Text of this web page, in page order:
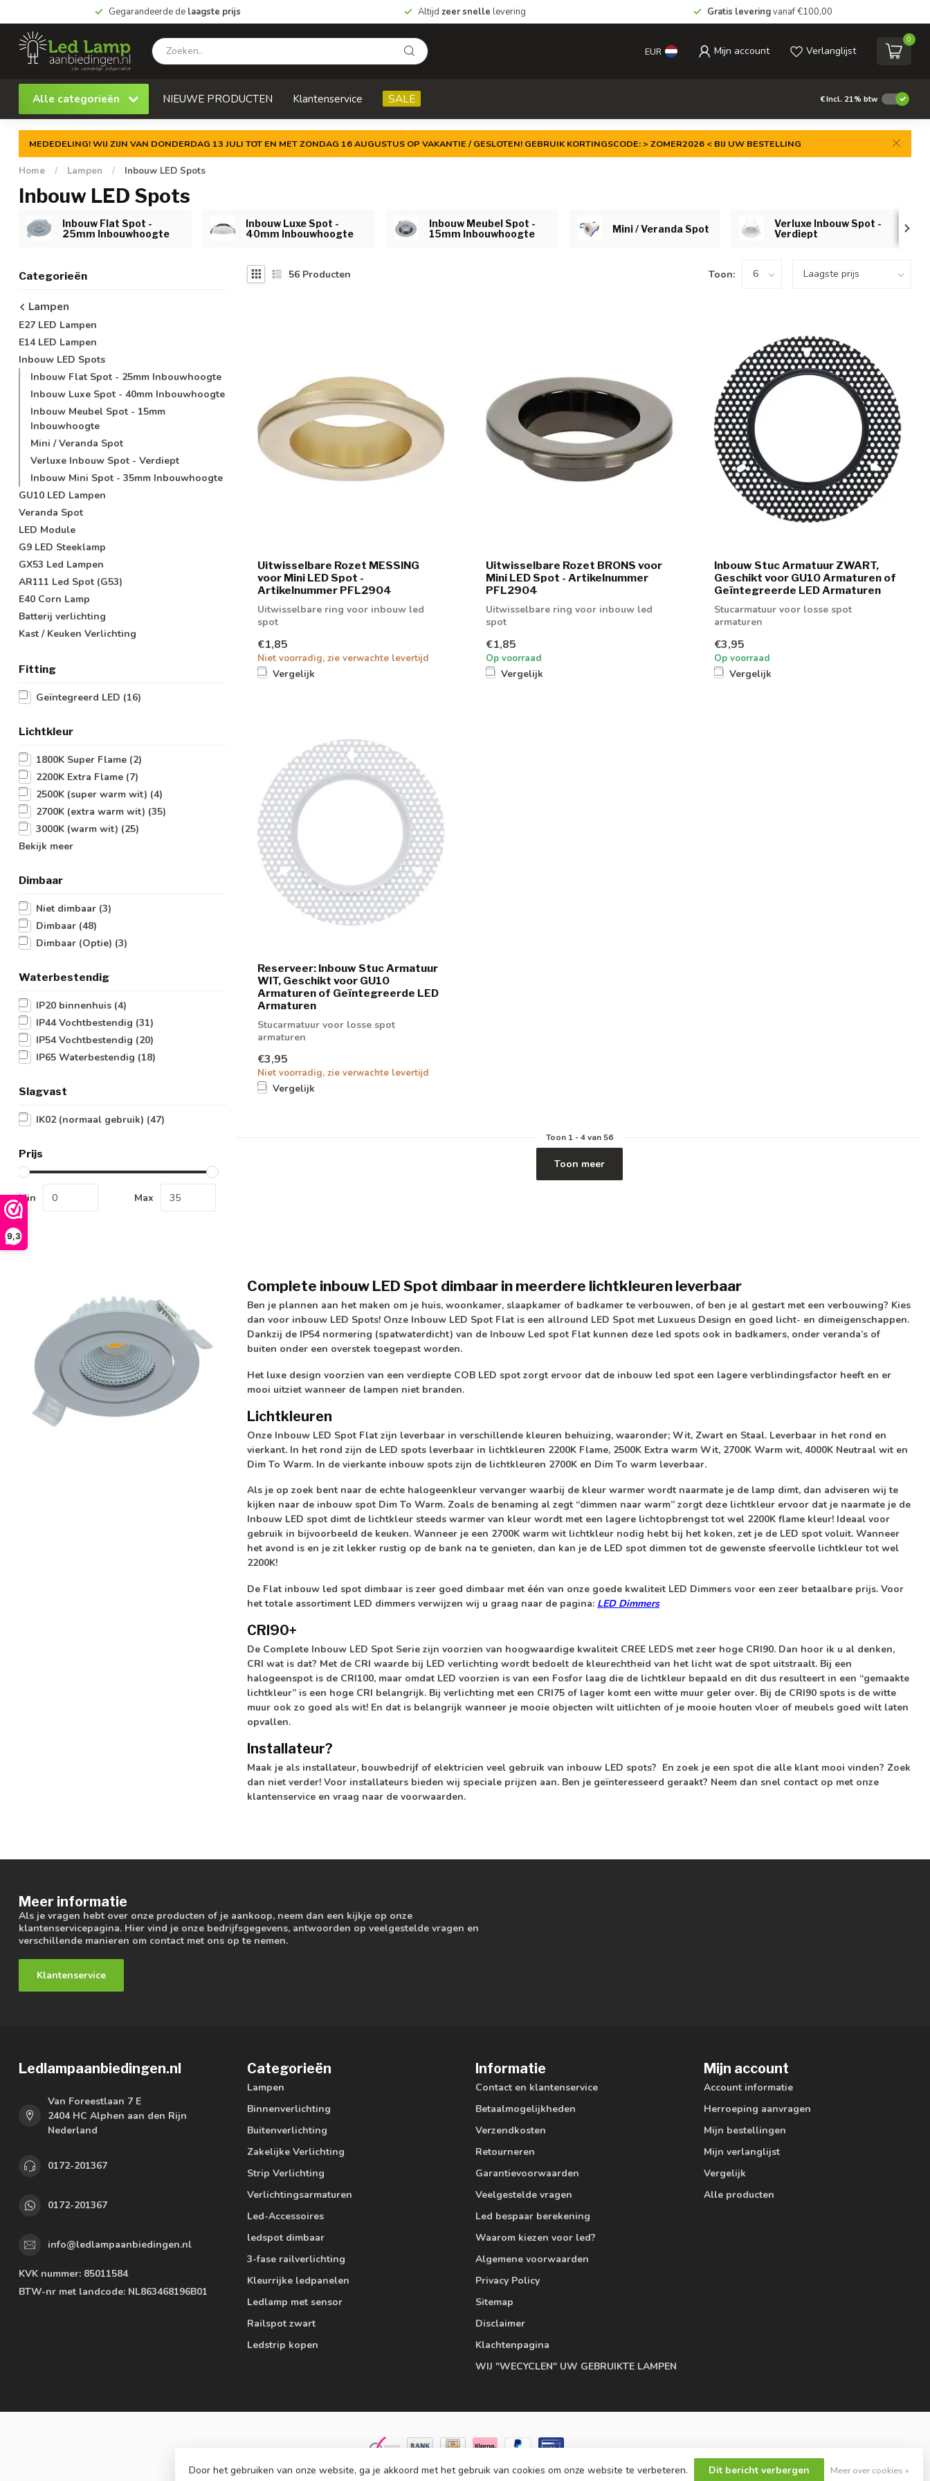
9,3
Gegarandeerde de laagste prijs Altijd zeer snelle levering Gratis leveringvanaf €100,00
EUR Mijn account Verlanglijst
0
Alle categorieën NIEUWE PRODUCTEN Klantenservice SALE €Incl. 21% btw
MEDEDELING! WIJ ZIJN VAN DONDERDAG 13 JULI TOT EN MET ZONDAG 16 AUGUSTUS OP VAKANTIE / GESLOTEN! GEBRUIK KORTINGSCODE: > ZOMER2026 < BIJ UW BESTELLING
Home / Lampen / Inbouw LED Spots
Inbouw LED Spots
Inbouw Flat Spot -
25mm Inbouwhoogte
Inbouw Luxe Spot -
40mm Inbouwhoogte
Inbouw Meubel Spot -
15mm Inbouwhoogte
Mini / Veranda Spot
Verluxe Inbouw Spot -
Verdiept
Categorieën
Lampen
E27 LED Lampen
E14 LED Lampen
Inbouw LED Spots
Inbouw Flat Spot - 25mm Inbouwhoogte
Inbouw Luxe Spot - 40mm Inbouwhoogte
Inbouw Meubel Spot - 15mm
Inbouwhoogte
Mini / Veranda Spot
Verluxe Inbouw Spot - Verdiept
Inbouw Mini Spot - 35mm Inbouwhoogte
GU10 LED Lampen
Veranda Spot
LED Module
G9 LED Steeklamp
GX53 Led Lampen
AR111 Led Spot (G53)
E40 Corn Lamp
Batterij verlichting
Kast / Keuken Verlichting
Fitting
Geïntegreerd LED (16)
Lichtkleur
1800K Super Flame (2)
2200K Extra Flame (7)
2500K (super warm wit) (4)
2700K (extra warm wit) (35)
3000K (warm wit) (25)
Bekijk meer
Dimbaar
Niet dimbaar (3)
Dimbaar (48)
Dimbaar (Optie) (3)
Waterbestendig
IP20 binnenhuis (4)
IP44 Vochtbestendig (31)
IP54 Vochtbestendig (20)
IP65 Waterbestendig (18)
Slagvast
IK02 (normaal gebruik) (47)
Prijs
Min Max
56 Producten Toon:
Uitwisselbare Rozet MESSING
voor Mini LED Spot -
Artikelnummer PFL2904
Uitwisselbare ring voor inbouw led
spot
€1,85
Niet voorradig, zie verwachte levertijd
Vergelijk
Uitwisselbare Rozet BRONS voor
Mini LED Spot - Artikelnummer
PFL2904
Uitwisselbare ring voor inbouw led
spot
€1,85
Op voorraad
Vergelijk
Inbouw Stuc Armatuur ZWART,
Geschikt voor GU10 Armaturen of
Geïntegreerde LED Armaturen
Stucarmatuur voor losse spot
armaturen
€3,95
Op voorraad
Vergelijk
Reserveer: Inbouw Stuc Armatuur
WIT, Geschikt voor GU10
Armaturen of Geïntegreerde LED
Armaturen
Stucarmatuur voor losse spot
armaturen
€3,95
Niet voorradig, zie verwachte levertijd
Vergelijk
Toon 1-4van 56
Toon meer
Complete inbouw LED Spot dimbaar in meerdere lichtkleuren leverbaar
Ben je plannen aan het maken om je huis, woonkamer, slaapkamer of badkamer te verbouwen, of ben je al gestart met een verbouwing? Kies
dan voor inbouw LED Spots! Onze Inbouw LED Spot Flat is een allround LED Spot met Luxueus Design en goed licht- en dimeigenschappen.
Dankzij de IP54 normering (spatwaterdicht) van de Inbouw Led spot Flat kunnen deze led spots ook in badkamers, onder veranda’s of
buiten onder een overstek toegepast worden.
Het luxe design voorzien van een verdiepte COB LED spot zorgt ervoor dat de inbouw led spot een lagere verblindingsfactor heeft en er
mooi uitziet wanneer de lampen niet branden.
Lichtkleuren
Onze Inbouw LED Spot Flat zijn leverbaar in verschillende kleuren behuizing, waaronder; Wit, Zwart en Staal. Leverbaar in het rond en
vierkant. In het rond zijn de LED spots leverbaar in lichtkleuren 2200K Flame, 2500K Extra warm Wit, 2700K Warm wit, 4000K Neutraal wit en
Dim To Warm. In de vierkante inbouw spots zijn de lichtkleuren 2700K en Dim To warm leverbaar.
Als je op zoek bent naar de echte halogeenkleur vervanger waarbij de kleur warmer wordt naarmate je de lamp dimt, dan adviseren wij te
kijken naar de inbouw spot Dim To Warm. Zoals de benaming al zegt “dimmen naar warm” zorgt deze lichtkleur ervoor dat je naarmate je de
Inbouw LED spot dimt de lichtkleur steeds warmer van kleur wordt met een lagere lichtopbrengst tot wel 2200K flame kleur! Ideaal voor
gebruik in bijvoorbeeld de keuken. Wanneer je een 2700K warm wit lichtkleur nodig hebt bij het koken, zet je de LED spot voluit. Wanneer
het avond is en je zit lekker rustig op de bank na te genieten, dan kan je de LED spot dimmen tot de gewenste sfeervolle lichtkleur tot wel
2200K!
De Flat inbouw led spot dimbaar is zeer goed dimbaar met één van onze goede kwaliteit LED Dimmers voor een zeer betaalbare prijs. Voor
het totale assortiment LED dimmers verwijzen wij u graag naar de pagina: LED Dimmers
CRI90+
De Complete Inbouw LED Spot Serie zijn voorzien van hoogwaardige kwaliteit CREE LEDS met zeer hoge CRI90. Dan hoor ik u al denken,
CRI wat is dat? Met de CRI waarde bij LED verlichting wordt bedoelt de kleurechtheid van het licht wat de spot uitstraalt. Bij een
halogeenspot is de CRI100, maar omdat LED voorzien is van een Fosfor laag die de lichtkleur bepaald en dit dus resulteert in een “gemaakte
lichtkleur” is een hoge CRI belangrijk. Bij verlichting met een CRI75 of lager komt een witte muur geler over. Bij de CRI90 spots is de witte
muur ook zo goed als wit! En dat is belangrijk wanneer je mooie objecten wilt uitlichten of je mooie houten vloer of meubels goed wilt laten
opvallen.
Installateur?
Maak je als installateur, bouwbedrijf of elektricien veel gebruik van inbouw LED spots? En zoek je een spot die alle klant mooi vinden? Zoek
dan niet verder! Voor installateurs bieden wij speciale prijzen aan. Ben je geïnteresseerd geraakt? Neem dan snel contact op met onze
klantenservice en vraag naar de voorwaarden.
Meer informatie
Als je vragen hebt over onze producten of je aankoop, neem dan een kijkje op onze
klantenservicepagina. Hier vind je onze bedrijfsgegevens, antwoorden op veelgestelde vragen en
verschillende manieren om contact met ons op te nemen.
Klantenservice
Ledlampaanbiedingen.nl
Van Foreestlaan 7 E
2404 HC Alphen aan den Rijn
Nederland
0172-201367
0172-201367
info@ledlampaanbiedingen.nl
KVK nummer: 85011584
BTW-nr met landcode: NL863468196B01
Categorieën
Lampen
Binnenverlichting
Buitenverlichting
Zakelijke Verlichting
Strip Verlichting
Verlichtingsarmaturen
Led-Accessoires
ledspot dimbaar
3-fase railverlichting
Kleurrijke ledpanelen
Ledlamp met sensor
Railspot zwart
Ledstrip kopen
Informatie
Contact en klantenservice
Betaalmogelijkheden
Verzendkosten
Retourneren
Garantievoorwaarden
Veelgestelde vragen
Led bespaar berekening
Waarom kiezen voor led?
Algemene voorwaarden
Privacy Policy
Sitemap
Disclaimer
Klachtenpagina
WIJ "WECYCLEN" UW GEBRUIKTE LAMPEN
Mijn account
Account informatie
Herroeping aanvragen
Mijn bestellingen
Mijn verlanglijst
Vergelijk
Alle producten
© Copyright 2026 Ledlampaanbiedingen.nl
Door het gebruiken van onze website, ga je akkoord met het gebruik van cookies om onze website te verbeteren. Dit bericht verbergen Meer over cookies »